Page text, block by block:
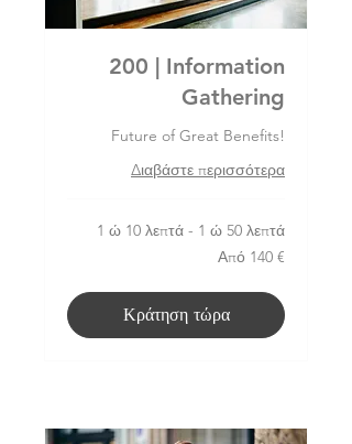
200 | Information
Gathering
Future of Great Benefits!
Διαβάστε περισσότερα
1 ώ 10 λεπτά - 1 ώ 50 λεπτά
Από 140 €
Κράτηση τώρα